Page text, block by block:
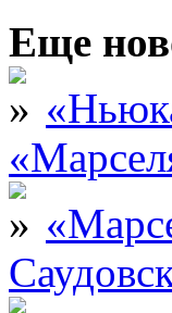
Еще